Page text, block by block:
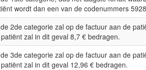
wordt dan een van de codenummers
2de categorie zal op de factuur aan de
zal in dit geval 8,7 € bedragen.
3de categorie zal op de factuur aan de
zal in dit geval 12,96 € bedragen.